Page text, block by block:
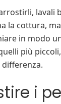
lavali
la cottura,
in modo
più
differenza.
i